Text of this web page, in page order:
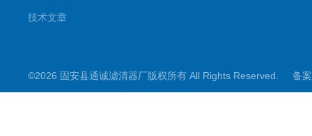
技术文章
©2026 固安县通诚滤清器厂版权所有 All Rights Reserved. 备